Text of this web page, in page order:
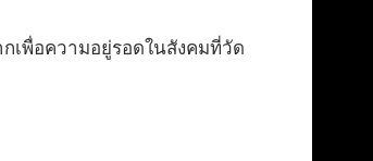
เพื่อความอยู่รอดในสังคมที่วัด